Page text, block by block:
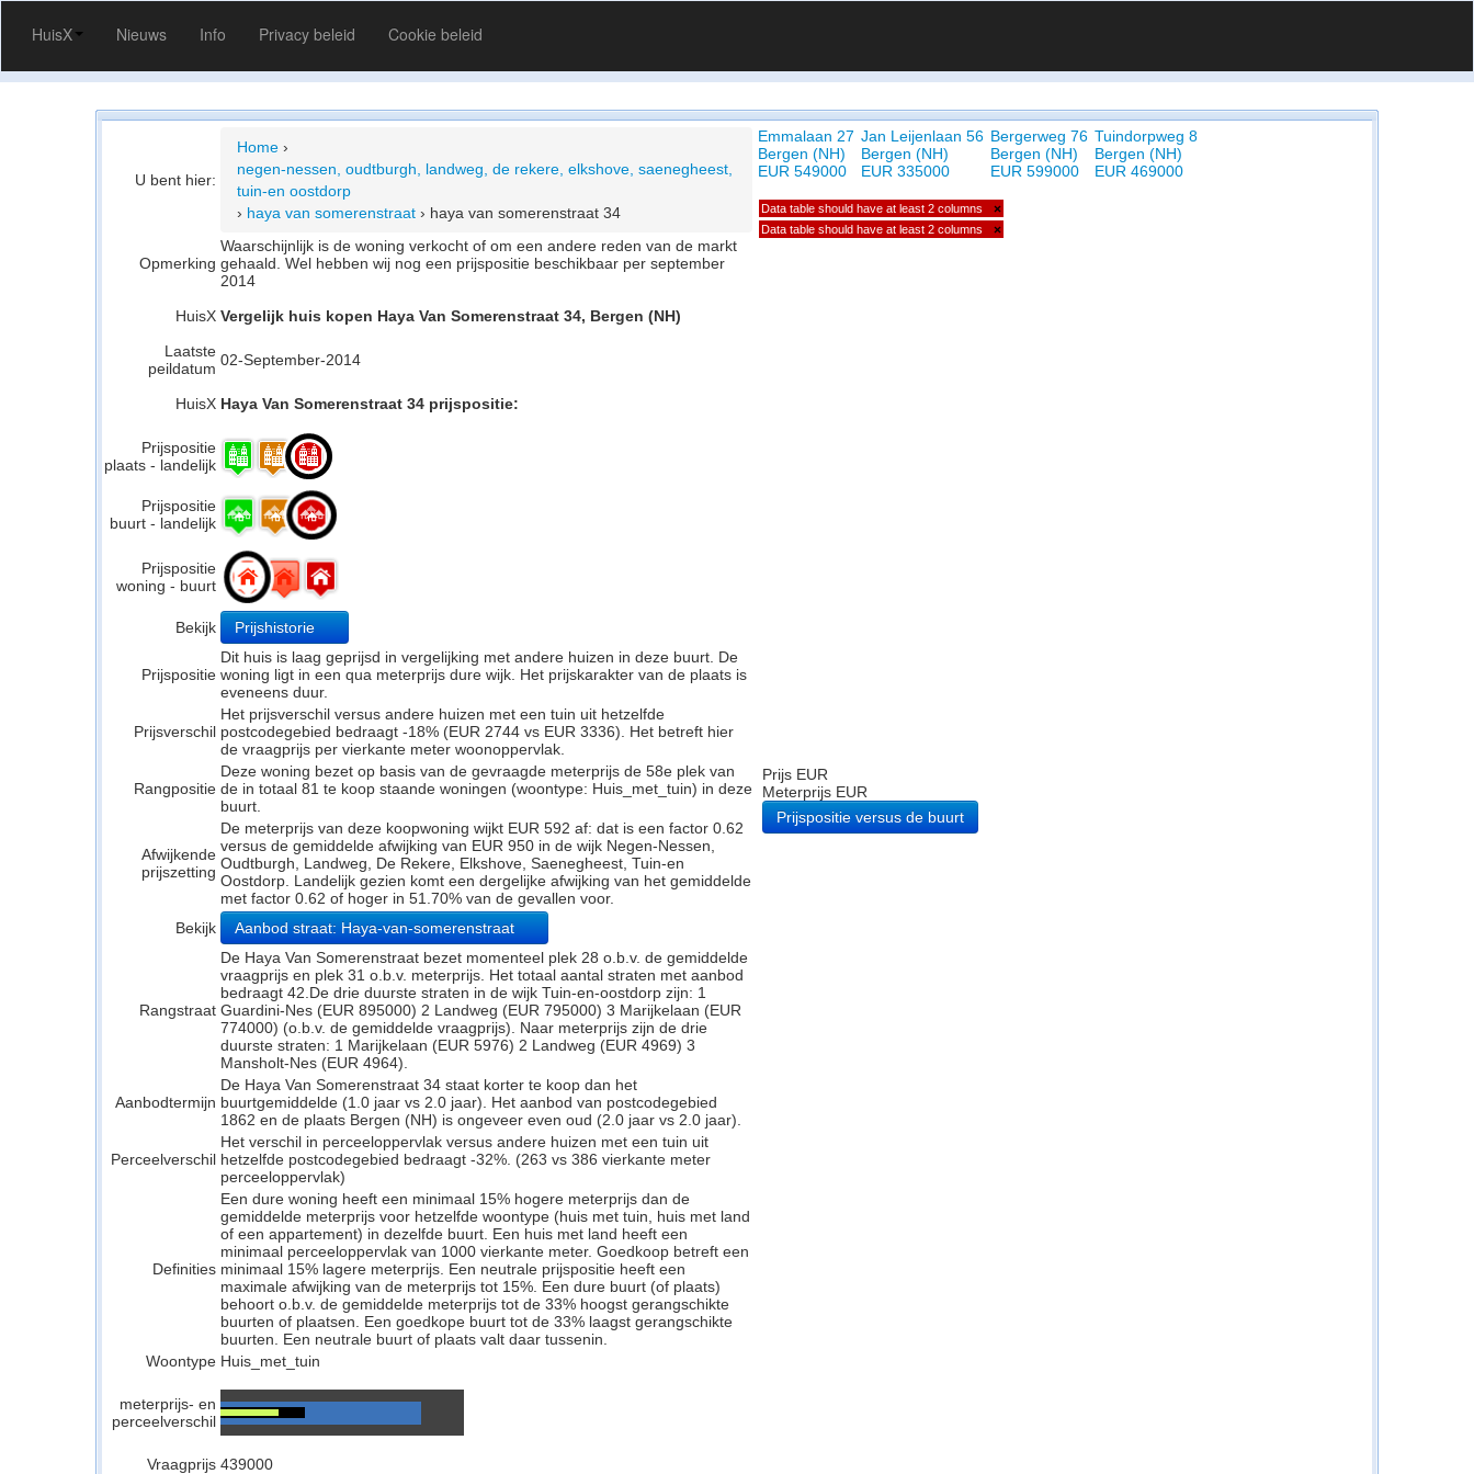
HuisX Nieuws Info Privacy beleid Cookie beleid
U bent hier:
Home ›
negen-nessen, oudtburgh, landweg, de rekere, elkshove, saenegheest,
tuin-en oostdorp
› haya van somerenstraat › haya van somerenstraat 34
Opmerking
Waarschijnlijk is de woning verkocht of om een andere reden van de markt
gehaald. Wel hebben wij nog een prijspositie beschikbaar per september
2014
HuisX Vergelijk huis kopen Haya Van Somerenstraat 34, Bergen (NH)
Laatste
peildatum 02-September-2014
HuisX Haya Van Somerenstraat 34 prijspositie:
Prijspositie
plaats - landelijk
Prijspositie
buurt - landelijk
Prijspositie
woning - buurt
Bekijk Prijshistorie
Prijspositie
Dit huis is laag geprijsd in vergelijking met andere huizen in deze buurt. De
woning ligt in een qua meterprijs dure wijk. Het prijskarakter van de plaats is
eveneens duur.
Prijsverschil
Het prijsverschil versus andere huizen met een tuin uit hetzelfde
postcodegebied bedraagt -18% (EUR 2744 vs EUR 3336). Het betreft hier
de vraagprijs per vierkante meter woonoppervlak.
Rangpositie
Deze woning bezet op basis van de gevraagde meterprijs de 58e plek van
de in totaal 81 te koop staande woningen (woontype: Huis_met_tuin) in deze
buurt.
Afwijkende
prijszetting
De meterprijs van deze koopwoning wijkt EUR 592 af: dat is een factor 0.62
versus de gemiddelde afwijking van EUR 950 in de wijk Negen-Nessen,
Oudtburgh, Landweg, De Rekere, Elkshove, Saenegheest, Tuin-en
Oostdorp. Landelijk gezien komt een dergelijke afwijking van het gemiddelde
met factor 0.62 of hoger in 51.70% van de gevallen voor.
Bekijk
Aanbod straat: Haya-van-somerenstraat
Rangstraat
De Haya Van Somerenstraat bezet momenteel plek 28 o.b.v. de gemiddelde
vraagprijs en plek 31 o.b.v. meterprijs. Het totaal aantal straten met aanbod
bedraagt 42.De drie duurste straten in de wijk Tuin-en-oostdorp zijn: 1
Guardini-Nes (EUR 895000) 2 Landweg (EUR 795000) 3 Marijkelaan (EUR
774000) (o.b.v. de gemiddelde vraagprijs). Naar meterprijs zijn de drie
duurste straten: 1 Marijkelaan (EUR 5976) 2 Landweg (EUR 4969) 3
Mansholt-Nes (EUR 4964).
Aanbodtermijn
De Haya Van Somerenstraat 34 staat korter te koop dan het
buurtgemiddelde (1.0 jaar vs 2.0 jaar). Het aanbod van postcodegebied
1862 en de plaats Bergen (NH) is ongeveer even oud (2.0 jaar vs 2.0 jaar).
Perceelverschil
Het verschil in perceeloppervlak versus andere huizen met een tuin uit
hetzelfde postcodegebied bedraagt -32%. (263 vs 386 vierkante meter
perceeloppervlak)
Definities
Een dure woning heeft een minimaal 15% hogere meterprijs dan de
gemiddelde meterprijs voor hetzelfde woontype (huis met tuin, huis met land
of een appartement) in dezelfde buurt. Een huis met land heeft een
minimaal perceeloppervlak van 1000 vierkante meter. Goedkoop betreft een
minimaal 15% lagere meterprijs. Een neutrale prijspositie heeft een
maximale afwijking van de meterprijs tot 15%. Een dure buurt (of plaats)
behoort o.b.v. de gemiddelde meterprijs tot de 33% hoogst gerangschikte
buurten of plaatsen. Een goedkope buurt tot de 33% laagst gerangschikte
buurten. Een neutrale buurt of plaats valt daar tussenin.
Woontype Huis_met_tuin
meterprijs- en
perceelverschil
Vraagprijs 439000
Emmalaan 27
Bergen (NH)
EUR 549000
Jan Leijenlaan 56
Bergen (NH)
EUR 335000
Bergerweg 76
Bergen (NH)
EUR 599000
Tuindorpweg 8
Bergen (NH)
EUR 469000
Data table should have at least 2 columns ×
Data table should have at least 2 columns ×
Prijs EUR
Meterprijs EUR
Prijspositie versus de buurt